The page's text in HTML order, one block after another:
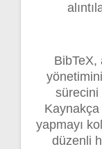
BibTeX,
sürecini
Kaynakça
yapmayı
düzenli